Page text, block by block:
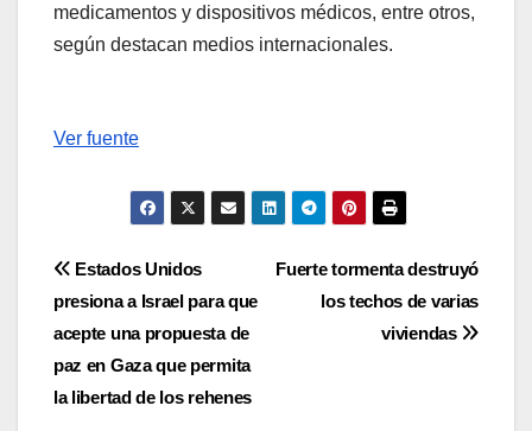
medicamentos y dispositivos médicos, entre otros,
según destacan medios internacionales.
Ver fuente
Navegación
de
entradas
Fuerte tormenta destruyó
los techos de varias
viviendas
Estados Unidos
presiona a Israel para que
acepte una propuesta de
paz en Gaza que permita
la libertad de los rehenes